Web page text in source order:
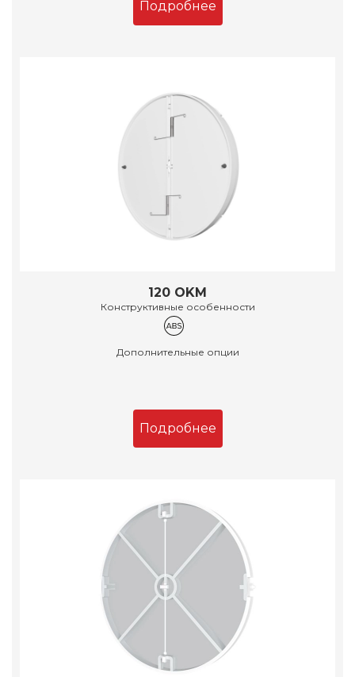
Подробнее
120 OKM
Конструктивные особенности
Дополнительные опции
Подробнее